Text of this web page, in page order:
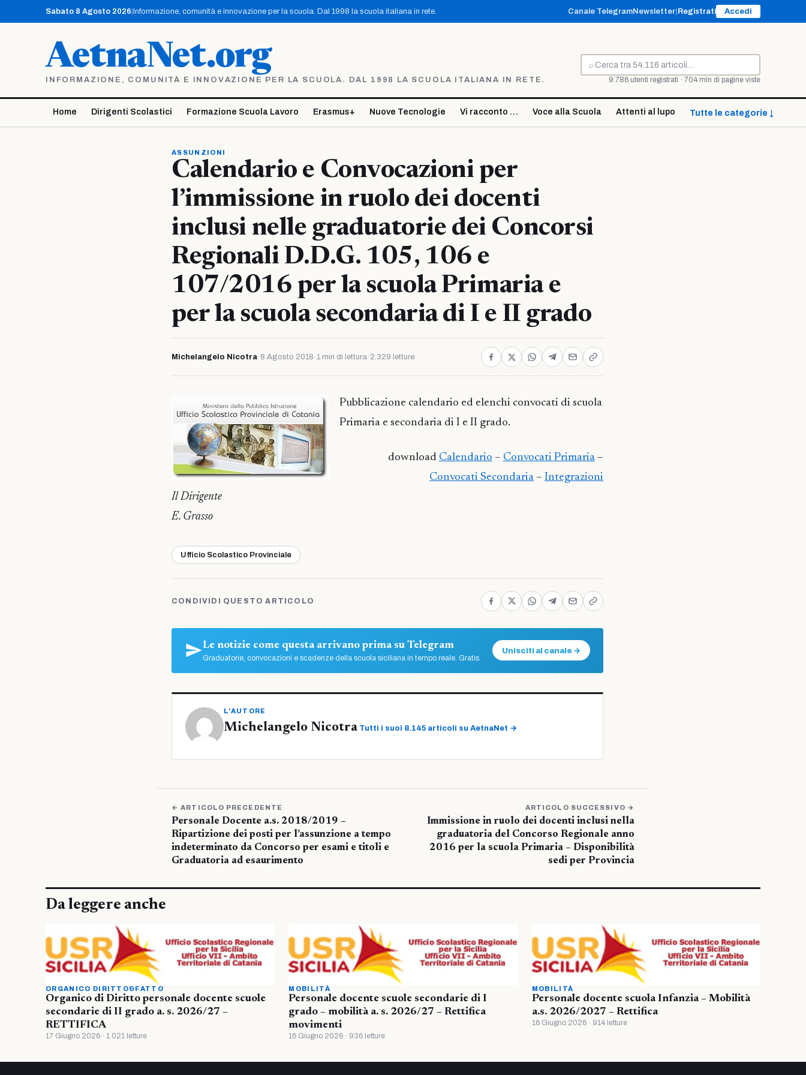
contenuto
Sabato 8 Agosto 2026 Informazione, comunità e innovazione per la scuola. Dal 1998 la scuola italiana in rete. Canale TelegramNewsletter Registrati Accedi
AetnaNet.org
INFORMAZIONE, COMUNITÀ E INNOVAZIONE PER LA SCUOLA. DAL 1998 LA SCUOLA ITALIANA IN RETE.
⌕
Cerca
9.786 utenti registrati · 704 mln di pagine viste
Home Dirigenti Scolastici Formazione Scuola Lavoro Erasmus+ Nuove Tecnologie Vi racconto … Voce alla Scuola Attenti al lupo Tutte le categorie ↓
ASSUNZIONI
Calendario e Convocazioni per
l’immissione in ruolo dei docenti
inclusi nelle graduatorie dei Concorsi
Regionali D.D.G. 105, 106 e
107/2016 per la scuola Primaria e
per la scuola secondaria di I e II grado
Michelangelo Nicotra· 8 Agosto 2018 ·1 min di lettura· 2.329 letture
Pubblicazione calendario ed elenchi convocati di scuola
Primaria e secondaria di I e II grado.
download Calendario – Convocati Primaria –
Convocati Secondaria – Integrazioni
Il Dirigente
E. Grasso
Ufficio Scolastico Provinciale
CONDIVIDI QUESTO ARTICOLO
Le notizie come questa arrivano prima su Telegram
Graduatorie, convocazioni e scadenze della scuola siciliana in tempo reale. Gratis.
Unisciti al canale →
L'AUTORE
Michelangelo Nicotra Tutti i suoi 8.145 articoli su AetnaNet →
← ARTICOLO PRECEDENTE
Personale Docente a.s. 2018/2019 –
Ripartizione dei posti per l’assunzione a tempo
indeterminato da Concorso per esami e titoli e
Graduatoria ad esaurimento
ARTICOLO SUCCESSIVO →
Immissione in ruolo dei docenti inclusi nella
graduatoria del Concorso Regionale anno
2016 per la scuola Primaria – Disponibilità
sedi per Provincia
Da leggere anche
ORGANICO DIRITTO&FATTO
Organico di Diritto personale docente scuole
secondarie di II grado a. s. 2026/27 –
RETTIFICA
17 Giugno 2026 · 1.021 letture
MOBILITÀ
Personale docente scuole secondarie di I
grado – mobilità a. s. 2026/27 – Rettifica
movimenti
16 Giugno 2026 · 936 letture
MOBILITÀ
Personale docente scuola Infanzia – Mobilità
a.s. 2026/2027 – Rettifica
16 Giugno 2026 · 914 letture